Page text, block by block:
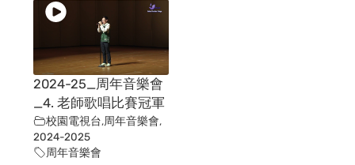
2024-25_周年音樂會
_4. 老師歌唱比賽冠軍
校園電視台,周年音樂會,
2024-2025
周年音樂會